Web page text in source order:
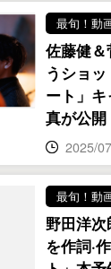
最旬！動
佐藤健
うショ
ート」
真が公開
2025/
最旬！動
野田洋
を作詞·